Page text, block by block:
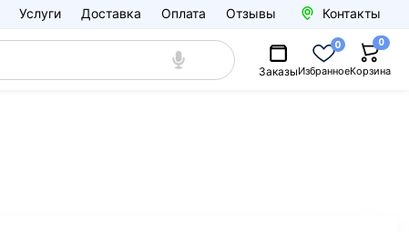
Услуги Доставка Оплата Отзывы Контакты
ЗаказыИзбранное
0
Корзина
0